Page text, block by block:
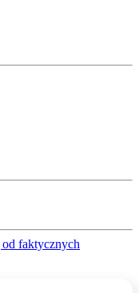
faktycznych